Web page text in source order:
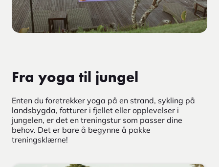
Fra yoga til jungel
Enten du foretrekker yoga på en strand, sykling på
landsbygda, fotturer i fjellet eller opplevelser i
jungelen, er det en treningstur som passer dine
behov. Det er bare å begynne å pakke
treningsklærne!